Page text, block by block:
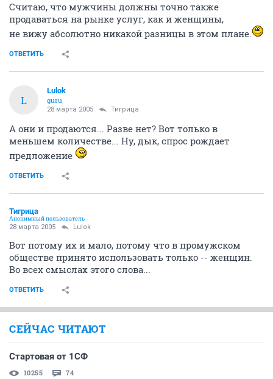
Считаю, что мужчины должны точно также
продаваться на рынке услуг, как и женщины,
не вижу абсолютно никакой разницы в этом плане.
ОТВЕТИТЬ
L
Lulok
guru
28 марта 2005 Тигрица
А они и продаются... Разве нет? Вот только в
меньшем количестве... Ну, дык, спрос рождает
предложение
ОТВЕТИТЬ
Тигрица
Анонимный пользователь
28 марта 2005 Lulok
Вот потому их и мало, потому что в промужском
обществе принято использовать только -- женщин.
Во всех смыслах этого слова...
ОТВЕТИТЬ
СЕЙЧАС ЧИТАЮТ
Стартовая от 1СФ
10255 74